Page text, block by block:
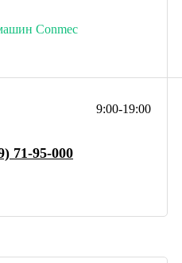
Conmec
9:00-19:00
71-95-000